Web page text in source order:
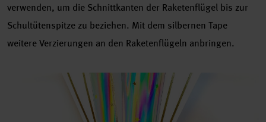
verwenden, um die Schnittkanten der Raketenflügel bis zur
Schultütenspitze zu beziehen. Mit dem silbernen Tape
weitere Verzierungen an den Raketenflügeln anbringen.